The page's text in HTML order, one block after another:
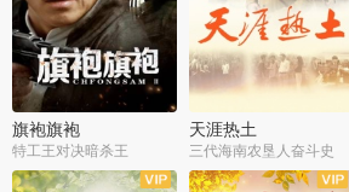
旗袍旗袍
特工王对决暗杀王
天涯热土
三代海南农垦人奋斗史
全34集
全50集